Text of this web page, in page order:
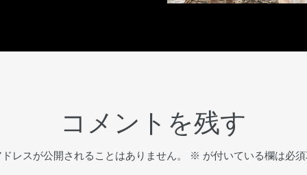
コメントを残す
レスが公開されることはありません。 ※ が付いている欄は必